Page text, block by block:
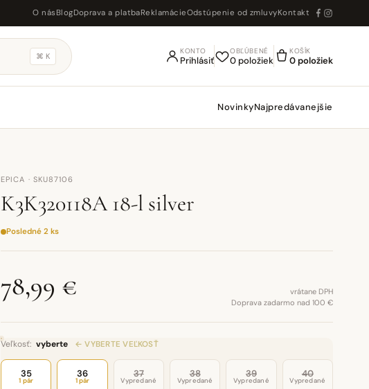
O nás BlogDoprava a platbaReklamácieOdstúpenie od zmluvyKontakt
⌘ K
KONTO
Prihlásiť
OBĽÚBENÉ
0 položiek
KOŠÍK
0 položiek
NovinkyNajpredávanejšie
EPICA · SKU87106
K3K320118A 18-l silver
Posledné 2 ks
78,99 €
vrátane DPH
Doprava zadarmo nad 100 €
Veľkosť: vyberte ← VYBERTE VEĽKOSŤ
35
1 pár
36
1 pár
37
Vypredané
38
Vypredané
39
Vypredané
40
Vypredané